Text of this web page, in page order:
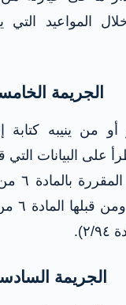
المواعيد التي
الجريمة
من ينيبه كتابة
على البيانات
تغيير
١٢٥٤
الجريمة